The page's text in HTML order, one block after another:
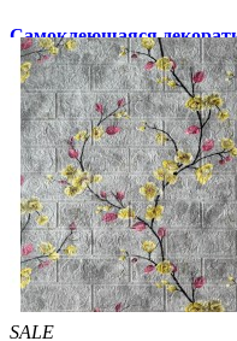
Самоклеющаяся
кирпич плющ
51 грн./шт 140 грн./шт
Купить В закладки
SALE